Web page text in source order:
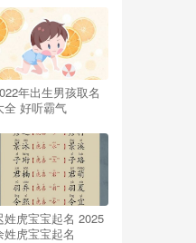
年出生男孩取名
全 好听霸气
姓虎宝宝起名 2025
姓虎宝宝起名